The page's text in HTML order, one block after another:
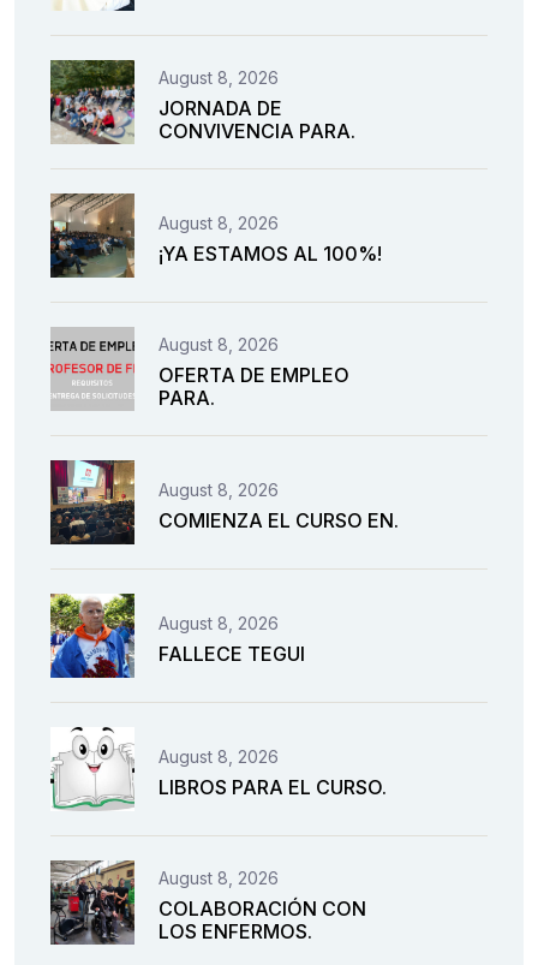
August 8, 2026
JORNADA DE
CONVIVENCIA PARA.
August 8, 2026
¡YA ESTAMOS AL 100%!
August 8, 2026
OFERTA DE EMPLEO
PARA.
August 8, 2026
COMIENZA EL CURSO EN.
August 8, 2026
FALLECE TEGUI
August 8, 2026
LIBROS PARA EL CURSO.
August 8, 2026
COLABORACIÓN CON
LOS ENFERMOS.